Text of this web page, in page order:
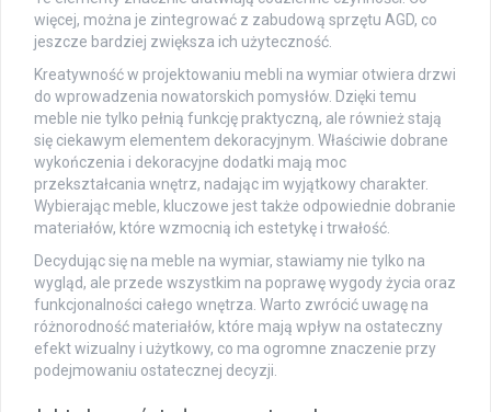
więcej, można je zintegrować z zabudową sprzętu AGD, co
jeszcze bardziej zwiększa ich użyteczność.
Kreatywność w projektowaniu mebli na wymiar otwiera drzwi
do wprowadzenia nowatorskich pomysłów. Dzięki temu
meble nie tylko pełnią funkcję praktyczną, ale również stają
się ciekawym elementem dekoracyjnym. Właściwie dobrane
wykończenia i dekoracyjne dodatki mają moc
przekształcania wnętrz, nadając im wyjątkowy charakter.
Wybierając meble, kluczowe jest także odpowiednie dobranie
materiałów, które wzmocnią ich estetykę i trwałość.
Decydując się na meble na wymiar, stawiamy nie tylko na
wygląd, ale przede wszystkim na poprawę wygody życia oraz
funkcjonalności całego wnętrza. Warto zwrócić uwagę na
różnorodność materiałów, które mają wpływ na ostateczny
efekt wizualny i użytkowy, co ma ogromne znaczenie przy
podejmowaniu ostatecznej decyzji.